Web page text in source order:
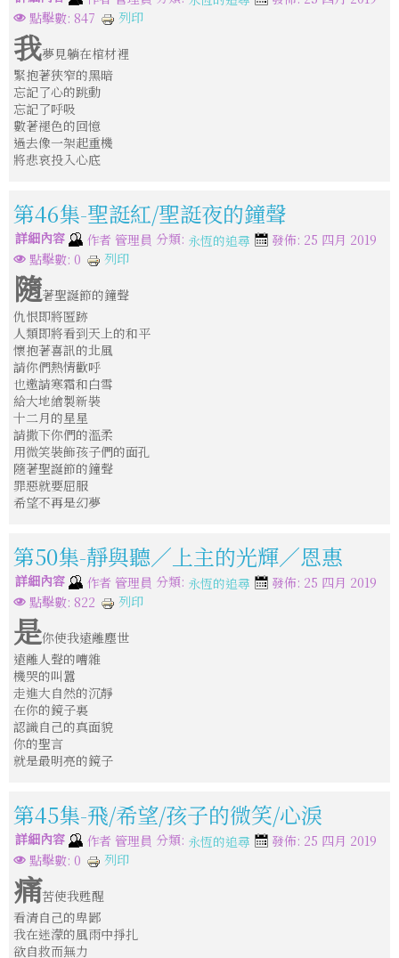
點擊數: 847
列印
我夢見躺在棺材裡
緊抱著狹窄的黑暗
忘記了心的跳動
忘記了呼吸
數著褪色的回憶
過去像一架起重機
將悲哀投入心底
第46集-聖誔紅/聖誔夜的鐘聲
詳細內容 作者 管理員 分類: 永恆的追尋
發佈: 25 四月 2019
點擊數: 0
列印
隨著聖誕節的鐘聲
仇恨即將匿跡
人類即將看到天上的和平
懷抱著喜訊的北風
請你們熱情歡呼
也邀請寒霜和白雪
給大地繪製新裝
十二月的星星
請撒下你們的溫柔
用微笑裝飾孩子們的面孔
隨著聖誕節的鐘聲
罪惡就要屈服
希望不再是幻夢
第50集-靜與聽／上主的光輝／恩惠
詳細內容 作者 管理員 分類: 永恆的追尋
發佈: 25 四月 2019
點擊數: 822
列印
是你使我遠離塵世
遠離人聲的嘈雜
機哭的叫囂
走進大自然的沉靜
在你的鏡子裏
認識自己的真面貌
你的聖言
就是最明亮的鏡子
第45集-飛/希望/孩子的微笑/心淚
詳細內容 作者 管理員 分類: 永恆的追尋
發佈: 25 四月 2019
點擊數: 0
列印
痛苦使我甦醒
看清自己的卑鄙
我在迷濛的風雨中掙扎
欲自救而無力